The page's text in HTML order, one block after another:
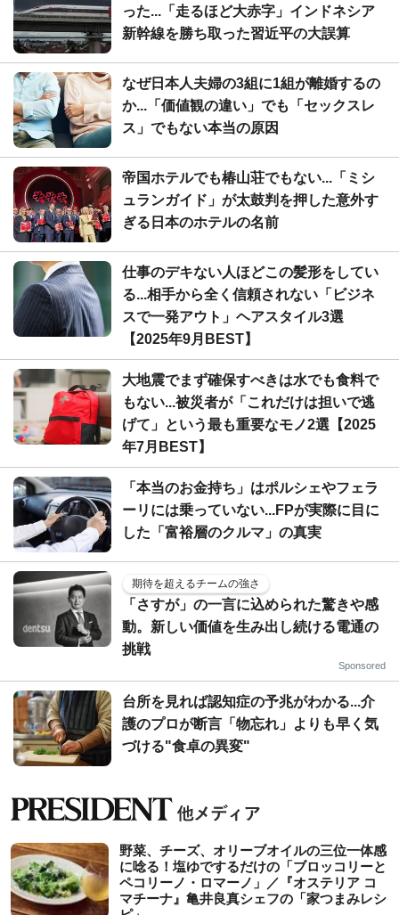
った...「走るほど大赤字」インドネシア
新幹線を勝ち取った習近平の大誤算
なぜ日本人夫婦の3組に1組が離婚するの
か...「価値観の違い」でも「セックスレ
ス」でもない本当の原因
帝国ホテルでも椿山荘でもない...「ミシ
ュランガイド」が太鼓判を押した意外す
ぎる日本のホテルの名前
仕事のデキない人ほどこの髪形をしてい
る...相手から全く信頼されない「ビジネ
スで一発アウト」ヘアスタイル3選
【2025年9月BEST】
大地震でまず確保すべきは水でも食料で
もない...被災者が「これだけは担いで逃
げて」という最も重要なモノ2選【2025
年7月BEST】
「本当のお金持ち」はポルシェやフェラ
ーリには乗っていない...FPが実際に目に
した「富裕層のクルマ」の真実
期待を超えるチームの強さ
「さすが」の一言に込められた驚きや感
動。新しい価値を生み出し続ける電通の
挑戦
Sponsored
台所を見れば認知症の予兆がわかる...介
護のプロが断言「物忘れ」よりも早く気
づける"食卓の異変"
野菜、チーズ、オリーブオイルの三位一体感
に唸る！塩ゆでするだけの「ブロッコリーと
ペコリーノ・ロマーノ」／『オステリア コ
マチーナ』亀井良真シェフの「家つまみレシ